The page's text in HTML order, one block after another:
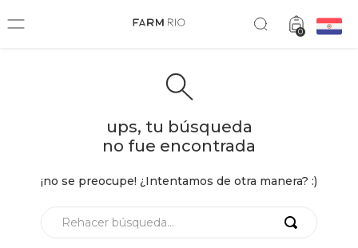
0
ups, tu búsqueda
no fue encontrada
¡no se preocupe! ¿Intentamos de otra manera? :)
Rehacer búsqueda...